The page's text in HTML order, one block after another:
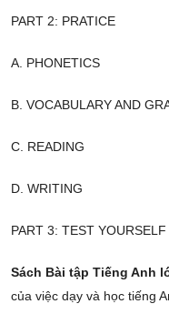
PART 2: PRATICE
A. PHONETICS
B. VOCABULARY AND
C. READING
D. WRITING
PART 3: TEST YOURSELF
Sách Bài tập Tiếng Anh
của việc dạy và học tiếng